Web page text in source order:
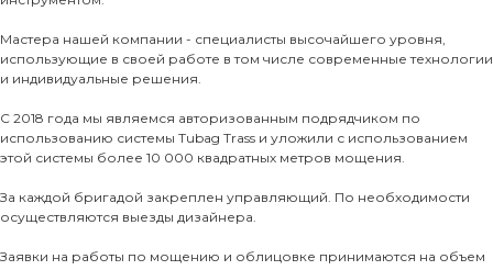
Мастера нашей компании - специалисты высочайшего уровня,
использующие в своей работе в том числе современные технологии
и индивидуальные решения.
С 2018 года мы являемся авторизованным подрядчиком по
использованию системы Tubag Trass и уложили с использованием
этой системы более 10 000 квадратных метров мощения.
За каждой бригадой закреплен управляющий. По необходимости
осуществляются выезды дизайнера.
Заявки на работы по мощению и облицовке принимаются на объем
ПОМОЩЬ
Навесы,